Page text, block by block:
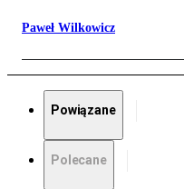
Paweł Wilkowicz
Powiązane
Polecane